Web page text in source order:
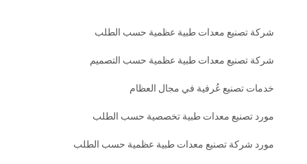
شركة تصنيع معدات طبية عظمية حسب الطلب
شركة تصنيع معدات طبية عظمية حسب التصميم
خدمات تصنيع عُرفية في مجال العظام
مورد تصنيع معدات طبية تخصصية حسب الطلب
مورد شركة تصنيع معدات طبية عظمية حسب الطلب